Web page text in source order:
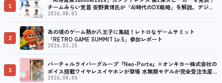
1
チームみらい党首 安野貴博氏が「AI時代のDX戦略」を解説。デジタ
ル庁のガバメントAI、経営・製造・営業のAI活用事例も公開
2026.08.03
2
あの頃のゲーム熱が八王子に集結！レトロなゲームサミット
「RETRO GAME SUMMIT Lv.5」参加レポート
2026.03.25
3
バーチャルライバーグループ『Neo-Porte』×オンキヨー株式会社の
ボイス搭載ワイヤレスイヤホンが登場 水無瀬モデルが完全受注生産で
販売決定！ ８月７日（金）15：00から受注開始
2026.08.06